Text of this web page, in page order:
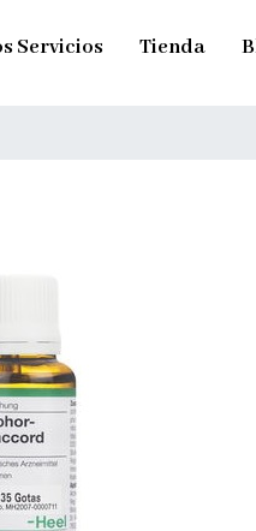
Servicios Tienda